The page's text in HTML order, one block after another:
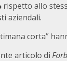
rispetto allo
aziendali.
corta”
articolo di